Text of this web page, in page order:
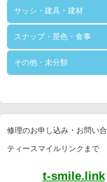
サッシ・建具・建材
スナップ・景色・食事
その他・未分類
修理のお申し込み・お問い合
ティースマイルリンクまで
t-smile.link